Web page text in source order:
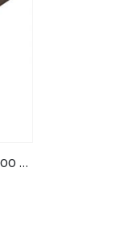
Mesa de comedor de 1.00 x 1.00 color Walnut